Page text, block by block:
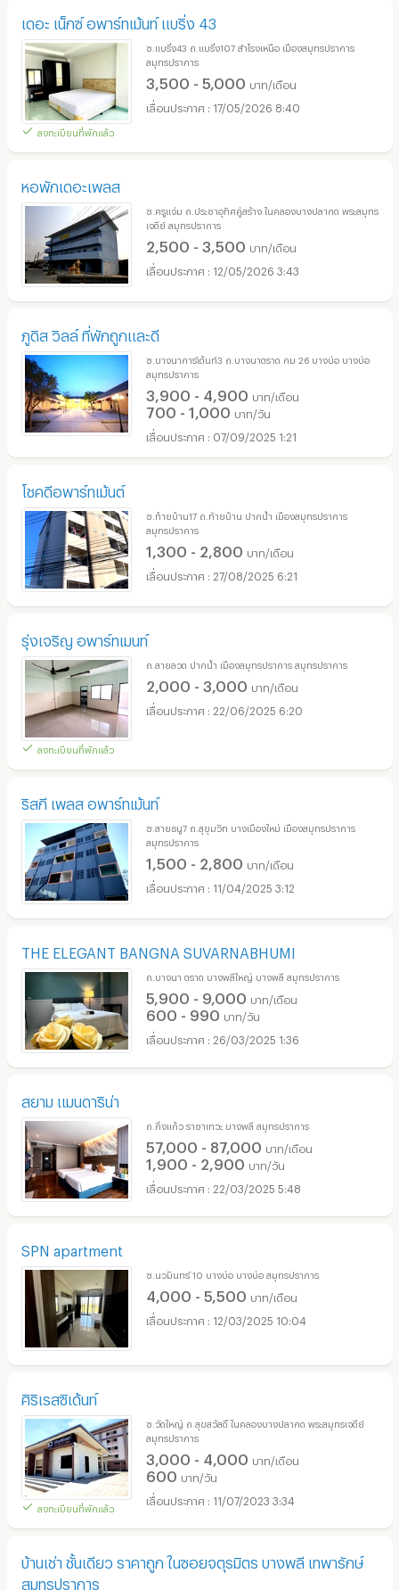
เดอะ เน็กซ์ อพาร์ทเม้นท์ แบริ่ง 43
ลงทะเบียนที่พักแล้ว
ซ.แบริ่ง43 ถ.แบริ่ง107 สำโรงเหนือ เมืองสมุทรปราการ
สมุทรปราการ
3,500 - 5,000 บาท/เดือน
17/05/2026 8:40
หอพักเดอะเพลส
ซ.ครูแจ่ม ถ.ประชาอุทิศคู่สร้าง ในคลองบางปลากด พระสมุทร
เจดีย์ สมุทรปราการ
2,500 - 3,500 บาท/เดือน
12/05/2026 3:43
ภูดิส วิลล์ ที่พักถูกและดี
ซ.บางนาการ์เด้นท์3 ถ.บางนาตราด กม 26 บางบ่อ บางบ่อ
สมุทรปราการ
3,900 - 4,900 บาท/เดือน
700 - 1,000 บาท/วัน
07/09/2025 1:21
โชคดีอพาร์ทเม้นต์
ซ.ท้ายบ้าน17 ถ.ทัายบ้าน ปากน้ำ เมืองสมุทรปราการ
สมุทรปราการ
1,300 - 2,800 บาท/เดือน
27/08/2025 6:21
รุ่งเจริญ อพาร์ทเมนท์
ลงทะเบียนที่พักแล้ว
ถ.สายลวด ปากน้ำ เมืองสมุทรปราการ สมุทรปราการ
2,000 - 3,000 บาท/เดือน
22/06/2025 6:20
ริสกี เพลส อพาร์ทเม้นท์
ซ.สายธนู7 ถ.สุขุมวิท บางเมืองใหม่ เมืองสมุทรปราการ
สมุทรปราการ
1,500 - 2,800 บาท/เดือน
11/04/2025 3:12
THE ELEGANT BANGNA SUVARNABHUMI
ถ.บางนา ตราด บางพลีใหญ่ บางพลี สมุทรปราการ
5,900 - 9,000 บาท/เดือน
600 - 990 บาท/วัน
26/03/2025 1:36
สยาม แมนดาริน่า
ถ.กิ่งแก้ว ราชาเทวะ บางพลี สมุทรปราการ
57,000 - 87,000 บาท/เดือน
1,900 - 2,900 บาท/วัน
22/03/2025 5:48
SPN apartment
ซ.นวมินทร์ 10 บางบ่อ บางบ่อ สมุทรปราการ
4,000 - 5,500 บาท/เดือน
12/03/2025 10:04
ศิริเรสซิเด้นท์
ลงทะเบียนที่พักแล้ว
ซ.วัดใหญ่ ถ.สุขสวัสดิ์ ในคลองบางปลากด พระสมุทรเจดีย์
สมุทรปราการ
3,000 - 4,000 บาท/เดือน
600 บาท/วัน
11/07/2023 3:34
บ้านเช่า ชั้นเดียว ราคาถูก ในซอยจตุรมิตร บางพลี เทพารักษ์
สมุทรปราการ